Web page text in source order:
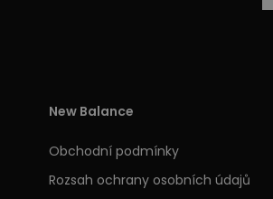
New Balance
Obchodní podmínky
Rozsah ochrany osobních údajů